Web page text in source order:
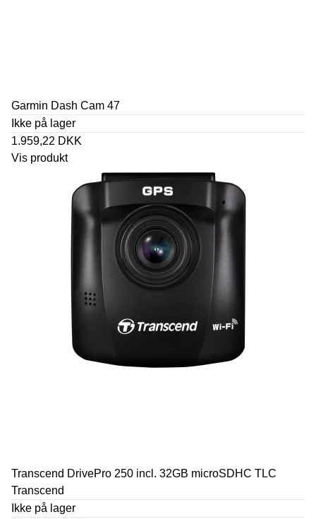
Garmin Dash Cam 47
Ikke på lager
1.959,22 DKK
Vis produkt
Transcend DrivePro 250 incl. 32GB microSDHC TLC
Transcend
Ikke på lager